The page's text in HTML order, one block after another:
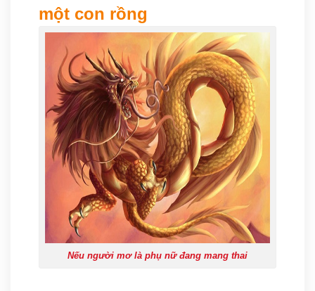
một con rồng
Nếu người mơ là phụ nữ đang mang thai